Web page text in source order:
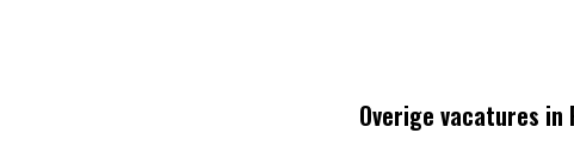
Overige vacatures in